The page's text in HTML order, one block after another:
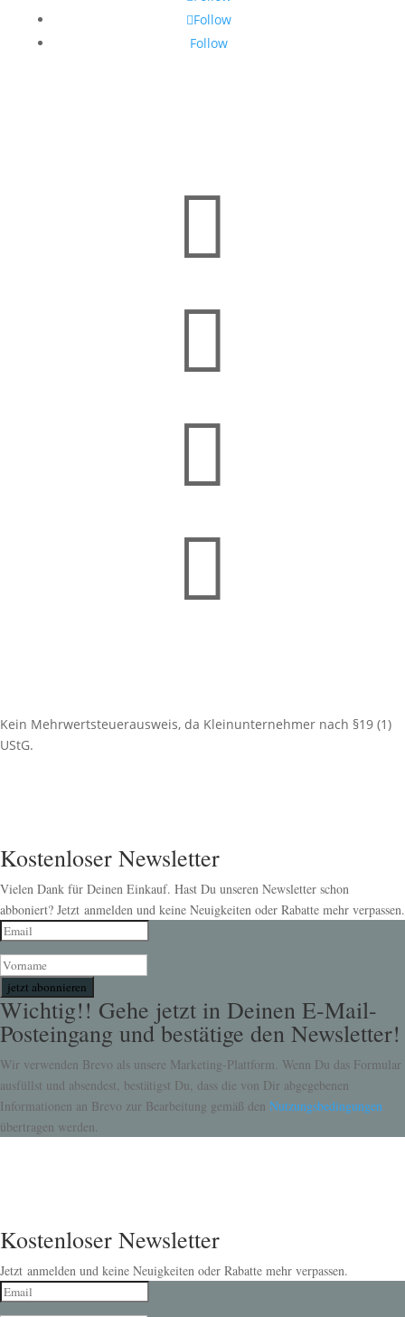
Follow
Follow




Kein Mehrwertsteuerausweis, da Kleinunternehmer nach §19 (1)
UStG.
Kostenloser Newsletter
Vielen Dank für Deinen Einkauf. Hast Du unseren Newsletter schon
abboniert? Jetzt anmelden und keine Neuigkeiten oder Rabatte mehr verpassen.
jetzt abonnieren
Wichtig!! Gehe jetzt in Deinen E-Mail-
Posteingang und bestätige den Newsletter!
Wir verwenden Brevo als unsere Marketing-Plattform. Wenn Du das Formular
ausfüllst und absendest, bestätigst Du, dass die von Dir abgegebenen
Informationen an Brevo zur Bearbeitung gemäß den Nutzungsbedingungen
übertragen werden.
Kostenloser Newsletter
Jetzt anmelden und keine Neuigkeiten oder Rabatte mehr verpassen.